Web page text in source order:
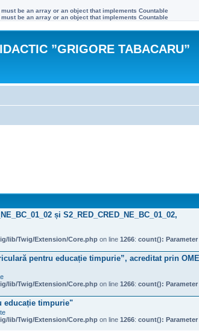
be an array or an object that implements Countable
be an array or an object that implements Countable
”GRIGORE TABACARU”
și S2_RED_CRED_NE_BC_01_02,
lib/Twig/Extension/Core.php on line 1266: count(): Parameter
pentru educație timpurie”, acreditat prin OME
lib/Twig/Extension/Core.php on line 1266: count(): Parameter
educație timpurie"
lib/Twig/Extension/Core.php on line 1266: count(): Parameter